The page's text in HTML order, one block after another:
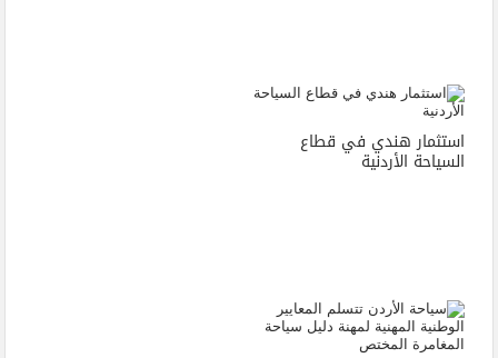
استثمار هندي في قطاع
السياحة الأردنية